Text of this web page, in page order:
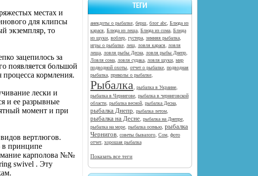
ТЕГИ
анекдоты о рыбалке, берш, блог abc, Блюда из
карася, Блюда из леща, Блюда из сома, Блюда
из щуки, воблер, густера, зимняя рыбалка,
игры о рыбалке, лещ, ловля карася, ловля
леща, ловля рыбы Десна, ловля рыбы Днепр,
Ловля сома, ловля судака, ловля щуки, мир
подводной охоты, отчет о рыбалке, подводная
рыбалка, приколы о рыбалке,
Рыбалка, рыбалка в Украине,
рыбалка в Чернигове, рыбалка в черниговской
области, рыбалка весной, рыбалка Десна,
рыбалка Днепр, рыбалка летом,
рыбалка на Десне, рыбалка на Днепре,
рыбалка на море, рыбалка осенью, рыбалка
Чернигов, советы бывалого, Сом, фото
отчет, хорошая рыбалка
Показать все теги
местах и
для клипсы
экземпляр, то
зацепилось за
появляется большой
процесса кормления.
лески и
и ее разрывные
момент и при
вертлюгов.
в принципе
карполова №№
swivel . Эту